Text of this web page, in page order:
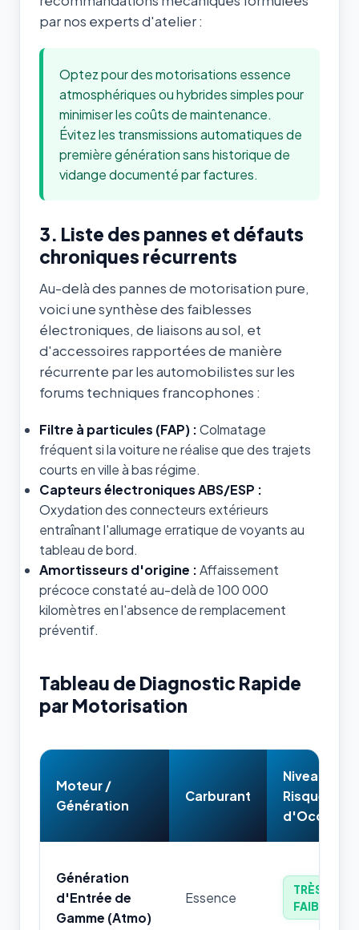
par nos experts d'atelier :
Optez pour des motorisations essence
atmosphériques ou hybrides simples pour
minimiser les coûts de maintenance.
Évitez les transmissions automatiques de
première génération sans historique de
vidange documenté par factures.
3. Liste des pannes et défauts
chroniques récurrents
Au-delà des pannes de motorisation pure,
voici une synthèse des faiblesses
électroniques, de liaisons au sol, et
d'accessoires rapportées de manière
récurrente par les automobilistes sur les
forums techniques francophones :
Filtre à particules (FAP) :Colmatage
fréquent si la voiture ne réalise que des trajets
courts en ville à bas régime.
Capteurs électroniques ABS/ESP :
Oxydation des connecteurs extérieurs
entraînant l'allumage erratique de voyants au
tableau de bord.
Amortisseurs d'origine :Affaissement
précoce constaté au-delà de 100 000
kilomètres en l'absence de remplacement
préventif.
Tableau de Diagnostic Rapide
par Motorisation
Moteur /
Génération
Carburant
Niveau de
Risque
d'Occasion
Génération
d'Entrée de
Gamme (Atmo)
Essence
TRÈS
FAIBLE